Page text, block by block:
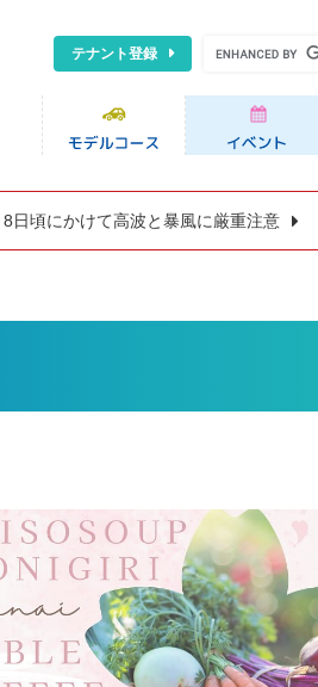
テナント登録
日頃にかけて高波と暴風に厳重注意